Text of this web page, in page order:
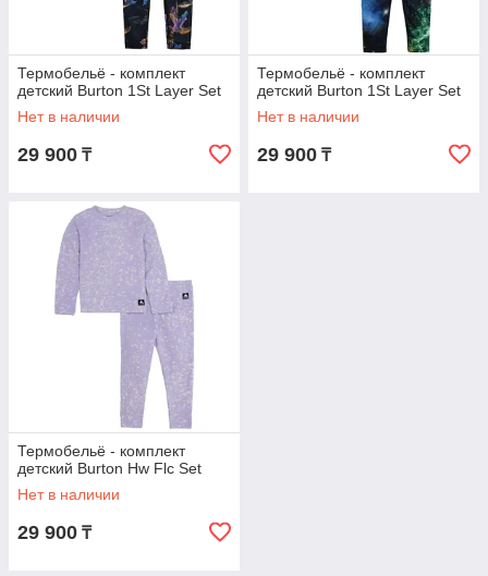
Термобельё - комплект
детский Burton 1St Layer Set
Нет в наличии
29 900 ₸
Термобельё - комплект
детский Burton 1St Layer Set
Нет в наличии
29 900 ₸
Термобельё - комплект
детский Burton Hw Flc Set
Нет в наличии
29 900 ₸